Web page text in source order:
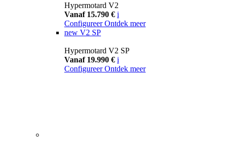
Hypermotard V2
Vanaf 15.790 € i
Configureer Ontdek meer
new V2 SP
Hypermotard V2 SP
Vanaf 19.990 € i
Configureer Ontdek meer